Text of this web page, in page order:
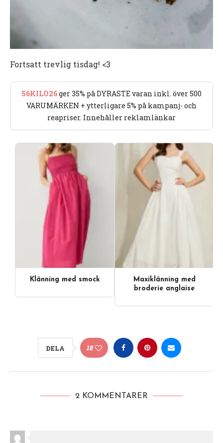
Fortsatt trevlig tisdag! <3
56KILO26ger 35% på DYRASTE varan inkl. över 500
VARUMÄRKEN + ytterligare 5% på kampanj- och
reapriser. Innehåller reklamlänkar
Klänning med smock
Maxiklänning med
broderie anglaise
DELA 18
2 KOMMENTARER